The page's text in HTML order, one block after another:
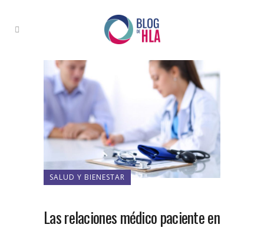
SALUD Y BIENESTAR
Las relaciones médico paciente en